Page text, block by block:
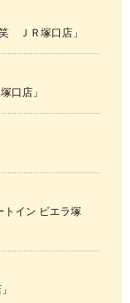
ＪＲ塚口店」
口店」
トイン ビエラ塚